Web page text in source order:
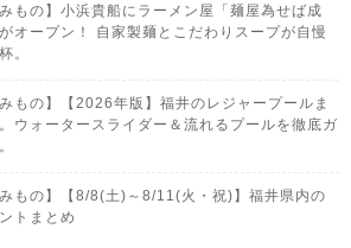
みもの】小浜貴船にラーメン屋「麺屋為せば成
オープン！ 自家製麺とこだわりスープが自慢
。
みもの】【2026年版】福井のレジャープールま
ウォータースライダー＆流れるプールを徹底ガ
みもの】【8/8(土)～8/11(火・祝)】福井県内の
トまとめ